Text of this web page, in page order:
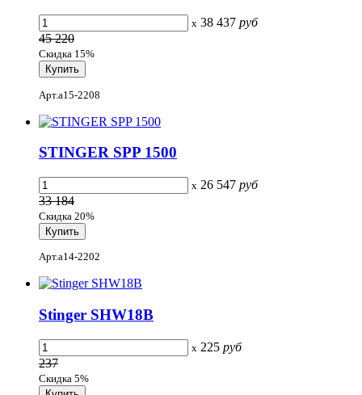
x 38 437 руб
45 220
Скидка 15%
Арт.a15-2208
STINGER SPP 1500
x 26 547 руб
33 184
Скидка 20%
Арт.a14-2202
Stinger SHW18B
x 225 руб
237
Скидка 5%